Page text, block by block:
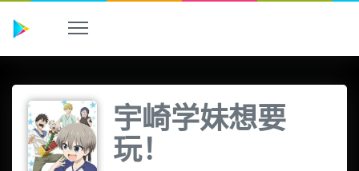
宇崎学妹想要
玩！